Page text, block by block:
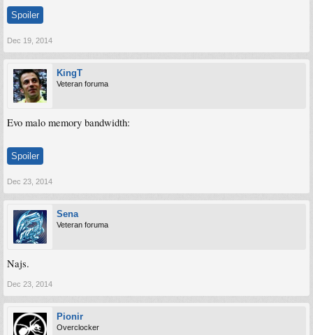
Spoiler
Dec 19, 2014
KingT
Veteran foruma
Evo malo memory bandwidth:
Spoiler
Dec 23, 2014
Sena
Veteran foruma
Najs.
Dec 23, 2014
Pionir
Overclocker